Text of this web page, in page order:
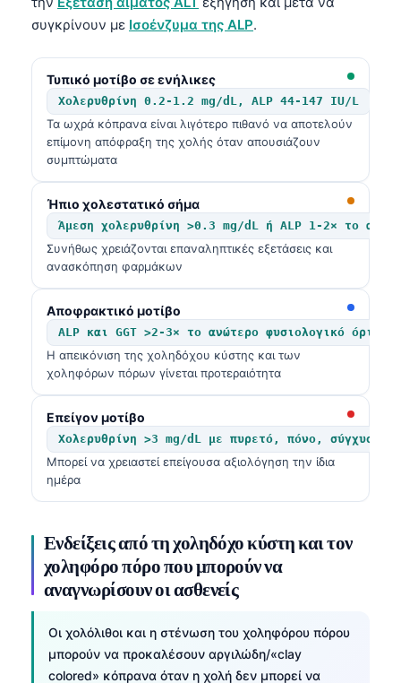
συγκρίνουν με Ισοένζυμα της ALP.
Τυπικό μοτίβο σε ενήλικες
Χολερυθρίνη 0.2-1.2 mg/dL, ALP 44-147 IU/L
Τα ωχρά κόπρανα είναι λιγότερο πιθανό να αποτελούν
επίμονη απόφραξη της χολής όταν απουσιάζουν
συμπτώματα
Ήπιο χολεστατικό σήμα
Άμεση χολερυθρίνη >0.3 mg/dL ή ALP 1-2× το
Συνήθως χρειάζονται επαναληπτικές εξετάσεις και
ανασκόπηση φαρμάκων
Αποφρακτικό μοτίβο
ALP και GGT >2-3× το ανώτερο φυσιολογικό όριο
Η απεικόνιση της χοληδόχου κύστης και των
χοληφόρων πόρων γίνεται προτεραιότητα
Επείγον μοτίβο
Χολερυθρίνη >3 mg/dL με πυρετό, πόνο, σύγχυση
Μπορεί να χρειαστεί επείγουσα αξιολόγηση την ίδια
ημέρα
Ενδείξεις από τη χοληδόχο κύστη και τον
χοληφόρο πόρο που μπορούν να
αναγνωρίσουν οι ασθενείς
Οι χολόλιθοι και η στένωση του χοληφόρου πόρου
μπορούν να προκαλέσουν αργιλώδη/«clay
colored» κόπρανα όταν η χολή δεν μπορεί να